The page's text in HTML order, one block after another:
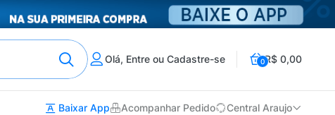
Olá, Entre ou Cadastre-se 0R$ 0,00
Baixar App Acompanhar Pedido Central Araujo